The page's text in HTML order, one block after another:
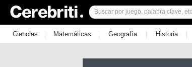
Ciencias | Matemáticas | Geografía | Historia |